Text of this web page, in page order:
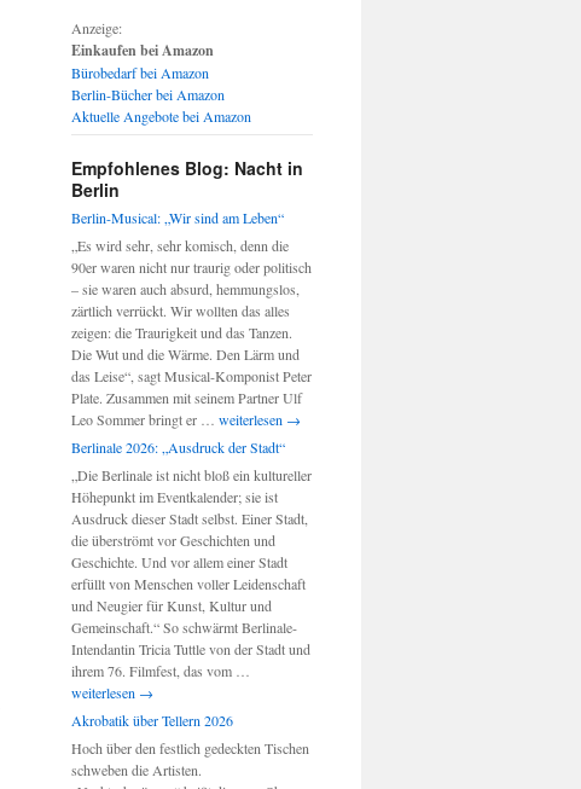
Anzeige:
Einkaufen bei Amazon
Bürobedarf bei Amazon
Berlin-Bücher bei Amazon
Aktuelle Angebote bei Amazon
Empfohlenes Blog: Nacht in
Berlin
Berlin-Musical: „Wir sind am Leben“
„Es wird sehr, sehr komisch, denn die
90er waren nicht nur traurig oder politisch
– sie waren auch absurd, hemmungslos,
zärtlich verrückt. Wir wollten das alles
zeigen: die Traurigkeit und das Tanzen.
Die Wut und die Wärme. Den Lärm und
das Leise“, sagt Musical-Komponist Peter
Plate. Zusammen mit seinem Partner Ulf
Leo Sommer bringt er … Berlin-
Musical:
sind
am
Leben“
weiterlesen →
Berlinale 2026: „Ausdruck der Stadt“
„Die Berlinale ist nicht bloß ein kultureller
Höhepunkt im Eventkalender; sie ist
Ausdruck dieser Stadt selbst. Einer Stadt,
die überströmt vor Geschichten und
Geschichte. Und vor allem einer Stadt
erfüllt von Menschen voller Leidenschaft
und Neugier für Kunst, Kultur und
Gemeinschaft.“ So schwärmt Berlinale-
Intendantin Tricia Tuttle von der Stadt und
ihrem 76. Filmfest, das vom …
Stadt“
weiterlesen →
Akrobatik über Tellern 2026
Hoch über den festlich gedeckten Tischen
schweben die Artisten.